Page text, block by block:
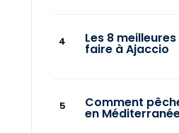
Les 8
faire à Ajaccio
Comment
en